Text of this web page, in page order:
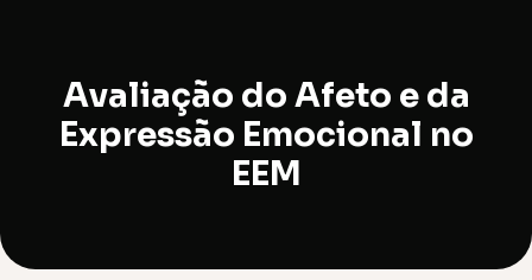
Avaliação do Afeto e da
Expressão Emocional no
EEM